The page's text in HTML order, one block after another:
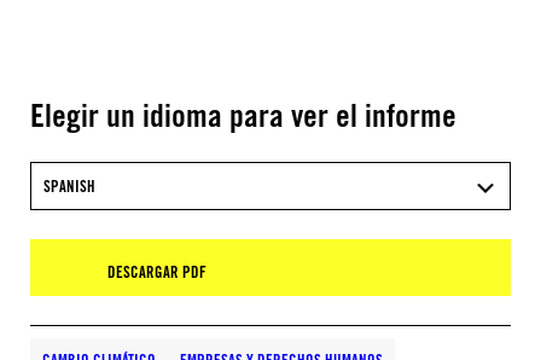
Elegir un idioma para ver el informe
SPANISH
DESCARGAR PDF